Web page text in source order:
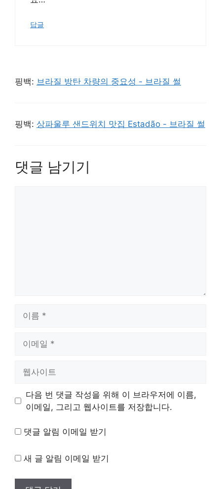
답글
핑백: 브라질 방탄 차량의 중요성 - 브라질 썰
핑백: 상파울루 샌드위치 맛집 Estadão - 브라질 썰
댓글 남기기
트
다음 번 댓글 작성을 위해 이 브라우저에 이름,
이메일, 그리고 웹사이트를 저장합니다.
댓글 알림 이메일 받기
새 글 알림 이메일 받기